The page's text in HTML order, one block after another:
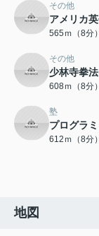
その他
アメリカ
565ｍ（8分）
その他
少林寺拳
608ｍ（8分）
塾
プログラ
612ｍ（8分）
地図